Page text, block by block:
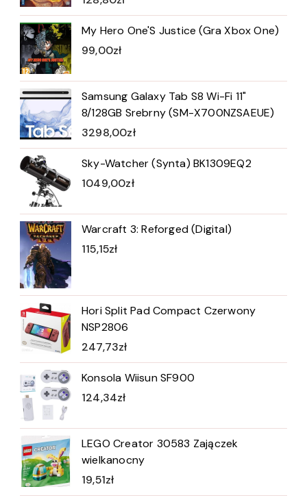
My Hero One'S Justice (Gra Xbox One)
99,00zł
Samsung Galaxy Tab S8 Wi-Fi 11"
8/128GB Srebrny (SM-X700NZSAEUE)
3298,00zł
Sky-Watcher (Synta) BK1309EQ2
1049,00zł
Warcraft 3: Reforged (Digital)
115,15zł
Hori Split Pad Compact Czerwony
NSP2806
247,73zł
Konsola Wiisun SF900
124,34zł
LEGO Creator 30583 Zajączek
wielkanocny
19,51zł